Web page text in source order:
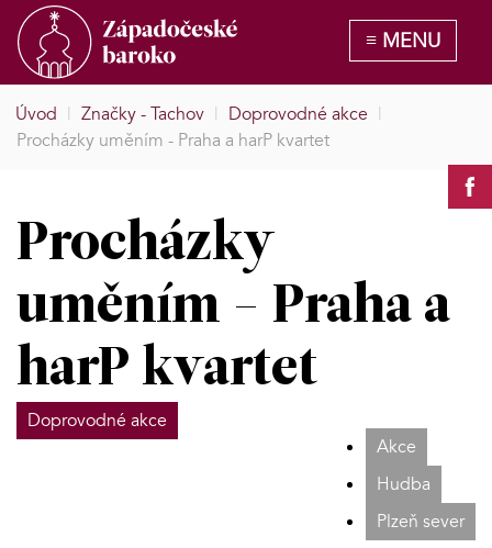
Úvod | Značky - Tachov | Doprovodné akce |
Procházky uměním - Praha a harP kvartet
Procházky
uměním - Praha a
harP kvartet
Doprovodné akce
Akce
Hudba
Plzeň sever